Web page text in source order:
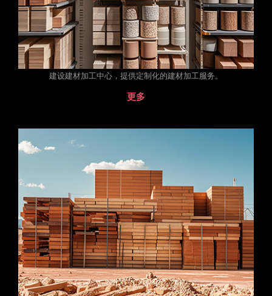
建设建材加工中心，提供定制化的建材加工服务。
更多